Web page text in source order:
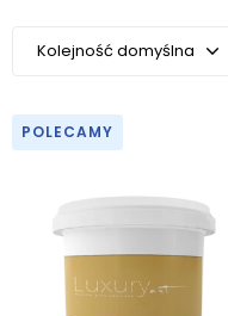
Kolejność domyślna
Kolejność A-Z
Cena rosnąco
Od najnowszych
POLECAMY